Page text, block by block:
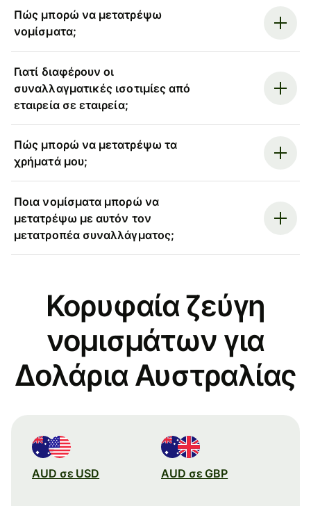
Πώς μπορώ να μετατρέψω
νομίσματα;
Γιατί διαφέρουν οι
συναλλαγματικές ισοτιμίες από
εταιρεία σε εταιρεία;
Πώς μπορώ να μετατρέψω τα
χρήματά μου;
Ποια νομίσματα μπορώ να
μετατρέψω με αυτόν τον
μετατροπέα συναλλάγματος;
Κορυφαία ζεύγη
νομισμάτων για
Δολάρια Αυστραλίας
AUD σε USD AUD σε GBP